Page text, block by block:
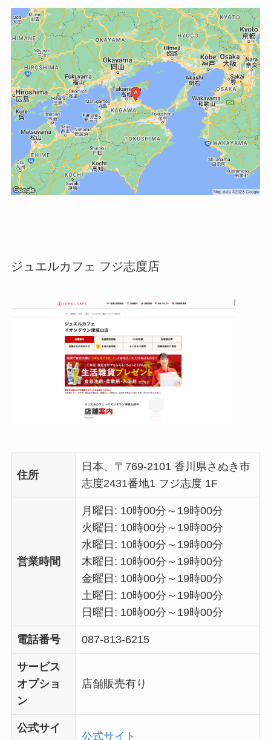
ジュエルカフェ フジ志度店
住所
日本、〒769-2101 香川県さぬき市
志度2431番地1 フジ志度 1F
営業時間
月曜日: 10時00分～19時00分
火曜日: 10時00分～19時00分
水曜日: 10時00分～19時00分
木曜日: 10時00分～19時00分
金曜日: 10時00分～19時00分
土曜日: 10時00分～19時00分
日曜日: 10時00分～19時00分
電話番号 087-813-6215
サービス
オプショ
ン
店舗販売有り
公式サイ
公式サイト